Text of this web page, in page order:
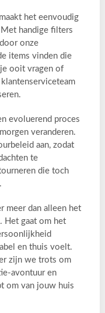
het eenvoudig
handige filters
onze
items vinden die
ooit vragen of
evoluerend proces
veranderen.
aan, zodat
te
die toch
meer dan alleen het
Het gaat om het
en thuis voelt.
zijn we trots om
avontuur en
om van jouw huis